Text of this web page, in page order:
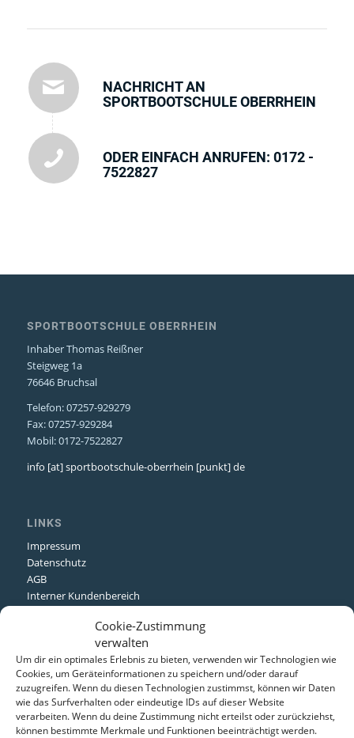
Cookie-Zustimmung
verwalten
Um dir ein optimales Erlebnis zu bieten, verwenden wir Technologien wie
Cookies, um Geräteinformationen zu speichern und/oder darauf
zuzugreifen. Wenn du diesen Technologien zustimmst, können wir Daten
wie das Surfverhalten oder eindeutige IDs auf dieser Website
verarbeiten. Wenn du deine Zustimmung nicht erteilst oder zurückziehst,
können bestimmte Merkmale und Funktionen beeinträchtigt werden.
NACHRICHT AN
SPORTBOOTSCHULE OBERRHEIN
ODER EINFACH ANRUFEN: 0172 -
7522827
SPORTBOOTSCHULE OBERRHEIN
Inhaber Thomas Reißner
Steigweg 1a
76646 Bruchsal
Telefon: 07257-929279
Fax: 07257-929284
Mobil: 0172-7522827
info [at] sportbootschule-oberrhein [punkt] de
LINKS
Impressum
Datenschutz
AGB
Interner Kundenbereich